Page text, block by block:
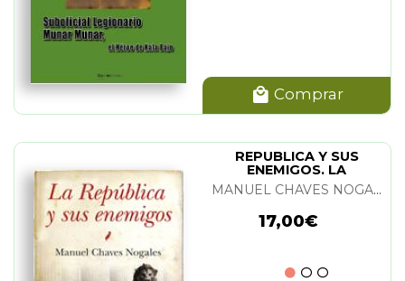
Comprar
REPUBLICA Y SUS
ENEMIGOS. LA
MANUEL CHAVES NOGALES
17,00€